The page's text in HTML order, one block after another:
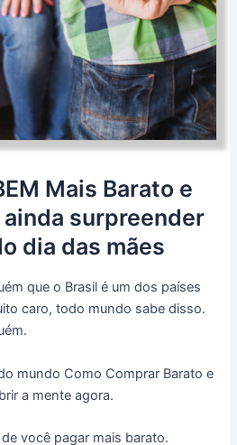
Mais Barato e
ainda surpreender
dia das mães
que o Brasil é um dos países
caro, todo mundo sabe disso.
mundo Como Comprar Barato e
a mente agora.
você pagar mais barato.